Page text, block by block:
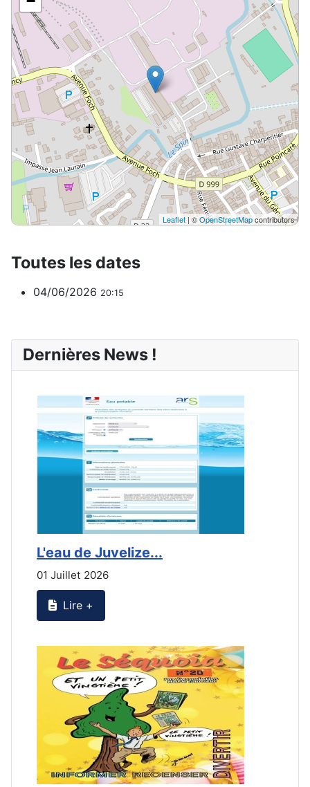
Leaflet| ©OpenStreetMapcontributors
Toutes les dates
04/06/2026 20:15
Dernières News !
L'eau de Juvelize...
01 Juillet 2026
Lire +